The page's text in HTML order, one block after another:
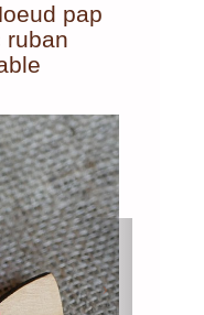
pap
ruban
Next